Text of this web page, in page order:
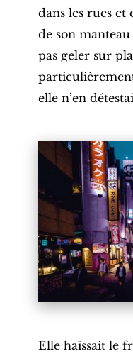
dans les rues
de son
pas geler sur
elle n’en
Elle haïssait le